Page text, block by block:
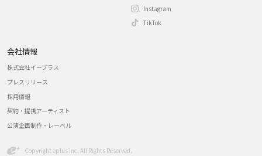
Instagram
TikTok
会社情報
株式会社イープラス
プレスリリース
採用情報
契約・提携アーティスト
公演企画制作・レーベル
Copyright eplus inc. All Rights Reserved.